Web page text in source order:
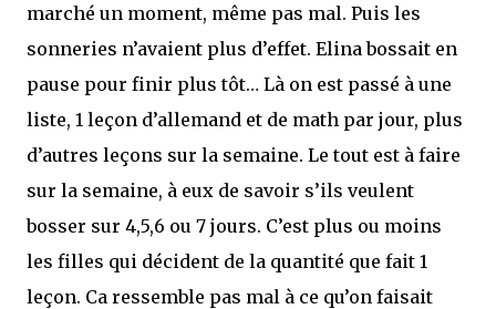
marché un moment, même pas mal. Puis les
sonneries n’avaient plus d’effet. Elina bossait en
pause pour finir plus tôt… Là on est passé à une
liste, 1 leçon d’allemand et de math par jour, plus
d’autres leçons sur la semaine. Le tout est à faire
sur la semaine, à eux de savoir s’ils veulent
bosser sur 4,5,6 ou 7 jours. C’est plus ou moins
les filles qui décident de la quantité que fait 1
leçon. Ca ressemble pas mal à ce qu’on faisait